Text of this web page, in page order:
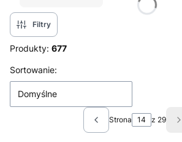
Filtry
Produkty: 677
Lista produktów
Sortowanie:
Domyślne
Poprzednie produkty
Strona z 29